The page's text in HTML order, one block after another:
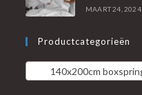
MAART 24, 2024
Productcategorieën
140x200cm